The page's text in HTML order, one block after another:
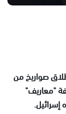
صواريخ من
"معاريف"